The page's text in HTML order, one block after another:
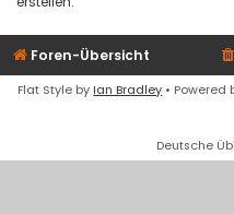
Foren-Übersicht
Flat Style by Ian Bradley • Powered
Deutsche